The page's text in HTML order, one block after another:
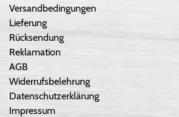
Versandbedingungen
Lieferung
Rücksendung
Reklamation
AGB
Widerrufsbelehrung
Datenschutzerklärung
Impressum